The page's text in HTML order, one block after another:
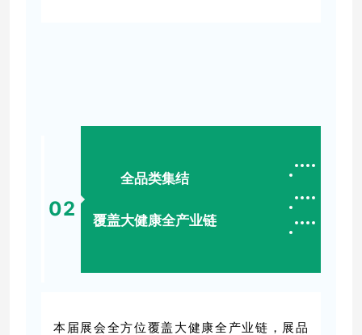
02
全品类集结
覆盖大健康全产业链
本届展会全方位覆盖大健康全产业链，展品